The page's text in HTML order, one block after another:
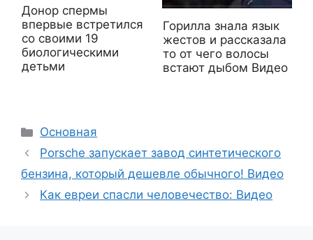
Донор спермы
впервые встретился
со своими 19
биологическими
детьми
Горилла знала язык
жестов и рассказала
то от чего волосы
встают дыбом Видео
Рубрики
Основная
Porsche запускает завод синтетического
бензина, который дешевле обычного! Видео
Как евреи спасли человечество: Видео